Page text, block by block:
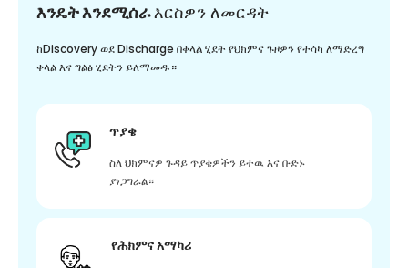
እንዴት እንደሚሰራእርስዎን ለመርዳት
ከDiscovery ወደ Discharge በቀላል ሂደት የህክምና ጉዞዎን የተሳካ ለማድረግ
ቀላል እና ግልፅ ሂደትን ይለማመዱ።
ጥያቄ
ስለ ህክምናዎ ጉዳይ ጥያቄዎችን ይተዉ እና ቡድኑ
ያነጋግራል።
የሕክምና አማካሪ